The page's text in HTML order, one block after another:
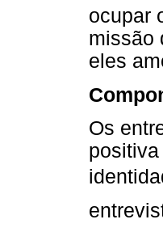
ocupar
missão
eles
Os